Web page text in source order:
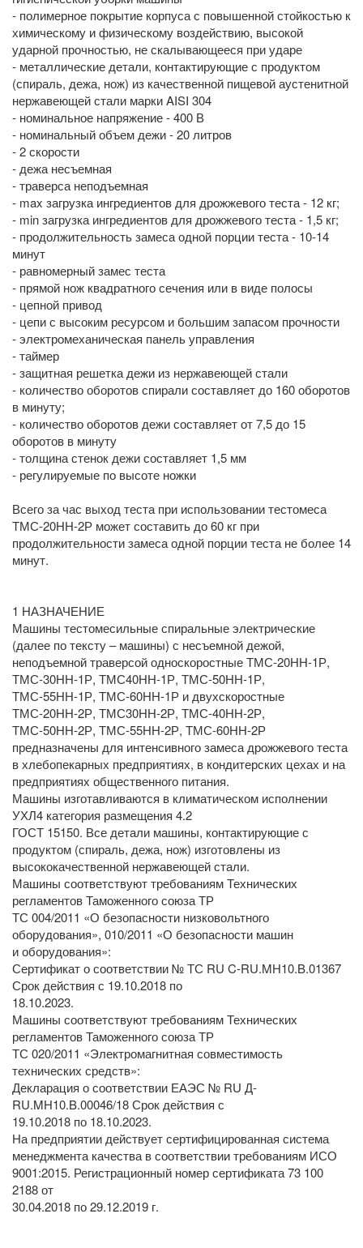
- полимерное покрытие корпуса с повышенной стойкостью к
химическому и физическому воздействию, высокой
ударной прочностью, не скалывающееся при ударе
- металлические детали, контактирующие с продуктом
(спираль, дежа, нож) из качественной пищевой аустенитной
нержавеющей стали марки AISI 304
- номинальное напряжение - 400 В
- номинальный объем дежи - 20 литров
- 2 скорости
- дежа несъемная
- траверса неподъемная
- max загрузка ингредиентов для дрожжевого теста - 12 кг;
- min загрузка ингредиентов для дрожжевого теста - 1,5 кг;
- продолжительность замеса одной порции теста - 10-14
минут
- равномерный замес теста
- прямой нож квадратного сечения или в виде полосы
- цепной привод
- цепи с высоким ресурсом и большим запасом прочности
- электромеханическая панель управления
- таймер
- защитная решетка дежи из нержавеющей стали
- количество оборотов спирали составляет до 160 оборотов
в минуту;
- количество оборотов дежи составляет от 7,5 до 15
оборотов в минуту
- толщина стенок дежи составляет 1,5 мм
- регулируемые по высоте ножки
Всего за час выход теста при использовании тестомеса
ТМС-20НН-2Р может составить до 60 кг при
продолжительности замеса одной порции теста не более 14
минут.
1 НАЗНАЧЕНИЕ
Машины тестомесильные спиральные электрические
(далее по тексту – машины) с несъемной дежой,
неподъемной траверсой односкоростные ТМС-20НН-1Р,
ТМС-30НН-1Р, ТМС40НН-1Р, ТМС-50НН-1Р,
ТМС-55НН-1Р, ТМС-60НН-1Р и двухскоростные
ТМС-20НН-2Р, ТМС30НН-2Р, ТМС-40НН-2Р,
ТМС-50НН-2Р, ТМС-55НН-2Р, ТМС-60НН-2Р
предназначены для интенсивного замеса дрожжевого теста
в хлебопекарных предприятиях, в кондитерских цехах и на
предприятиях общественного питания.
Машины изготавливаются в климатическом исполнении
УХЛ4 категория размещения 4.2
ГОСТ 15150. Все детали машины, контактирующие с
продуктом (спираль, дежа, нож) изготовлены из
высококачественной нержавеющей стали.
Машины соответствуют требованиям Технических
регламентов Таможенного союза ТР
ТС 004/2011 «О безопасности низковольтного
оборудования», 010/2011 «О безопасности машин
и оборудования»:
Сертификат о соответствии № ТС RU C-RU.MН10.B.01367
Срок действия с 19.10.2018 по
18.10.2023.
Машины соответствуют требованиям Технических
регламентов Таможенного союза ТР
ТС 020/2011 «Электромагнитная совместимость
технических средств»:
Декларация о соответствии ЕАЭС № RU Д-
RU.MН10.B.00046/18 Срок действия с
19.10.2018 по 18.10.2023.
На предприятии действует сертифицированная система
менеджмента качества в соответствии требованиям ИСО
9001:2015. Регистрационный номер сертификата 73 100
2188 от
30.04.2018 по 29.12.2019 г.